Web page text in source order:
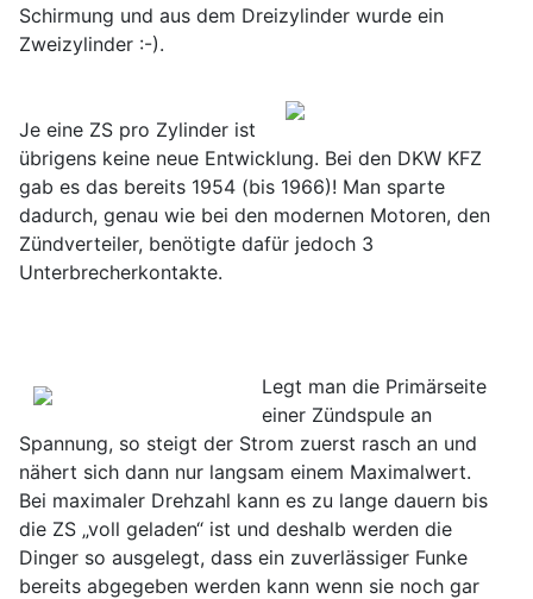
Schirmung und aus dem Dreizylinder wurde ein
Zweizylinder :-).
Je eine ZS pro Zylinder ist
übrigens keine neue Entwicklung. Bei den DKW KFZ
gab es das bereits 1954 (bis 1966)! Man sparte
dadurch, genau wie bei den modernen Motoren, den
Zündverteiler, benötigte dafür jedoch 3
Unterbrecherkontakte.
Legt man die Primärseite
einer Zündspule an
Spannung, so steigt der Strom zuerst rasch an und
nähert sich dann nur langsam einem Maximalwert.
Bei maximaler Drehzahl kann es zu lange dauern bis
die ZS „voll geladen“ ist und deshalb werden die
Dinger so ausgelegt, dass ein zuverlässiger Funke
bereits abgegeben werden kann wenn sie noch gar